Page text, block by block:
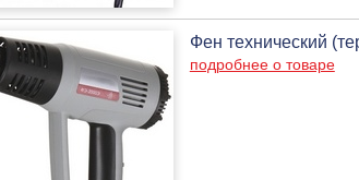
Фен технический
подробнее о товаре